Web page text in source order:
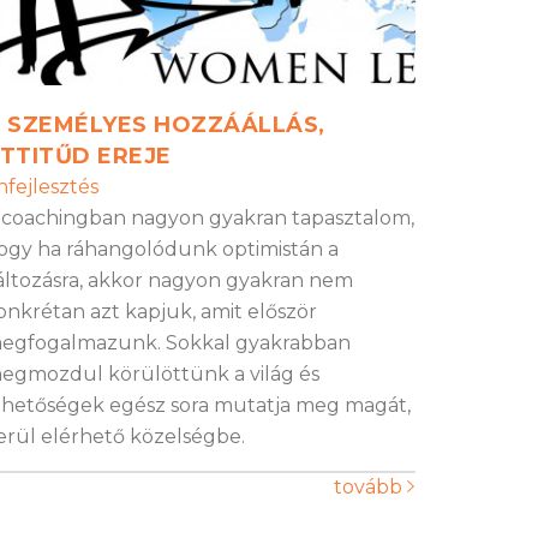
SZEMÉLYES HOZZÁÁLLÁS,
EREJE
nagyon gyakran tapasztalom,
ha ráhangolódunk optimistán a
akkor nagyon gyakran nem
azt kapjuk, amit először
Sokkal gyakrabban
körülöttünk a világ és
egész sora mutatja meg magát,
elérhető közelségbe.
tovább